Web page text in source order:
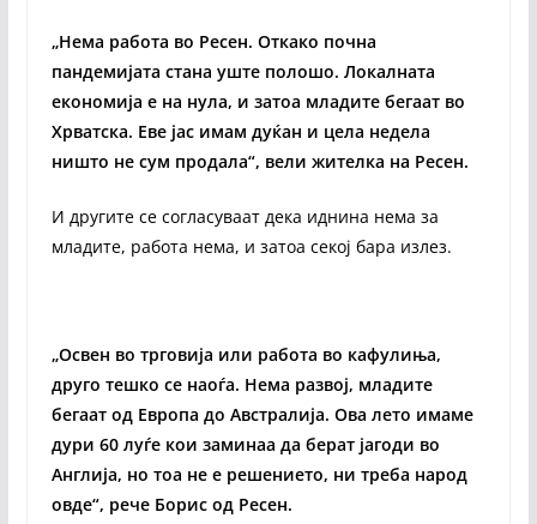
„Нема работа во Ресен. Откако почна
пандемијата стана уште полошо. Локалната
економија е на нула, и затоа младите бегаат во
Хрватска. Еве јас имам дуќан и цела недела
ништо не сум продала“, вели жителка на Ресен.
И другите се согласуваат дека иднина нема за
младите, работа нема, и затоа секој бара излез.
„Освен во трговија или работа во кафулиња,
друго тешко се наоѓа. Нема развој, младите
бегаат од Европа до Австралија. Ова лето имаме
дури 60 луѓе кои заминаа да берат јагоди во
Англија, но тоа не е решението, ни треба народ
овде“, рече Борис од Ресен.